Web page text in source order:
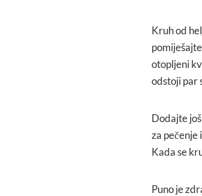
Kruh od
otopljeni
odstoji par
Dodajte
za pečenje
Kada se
Puno je